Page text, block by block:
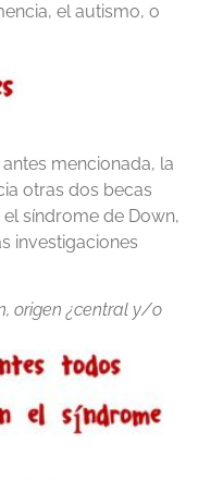
el autismo, o
mencionada, la
otras dos becas
síndrome de Down,
investigaciones
origen ¿central y/o